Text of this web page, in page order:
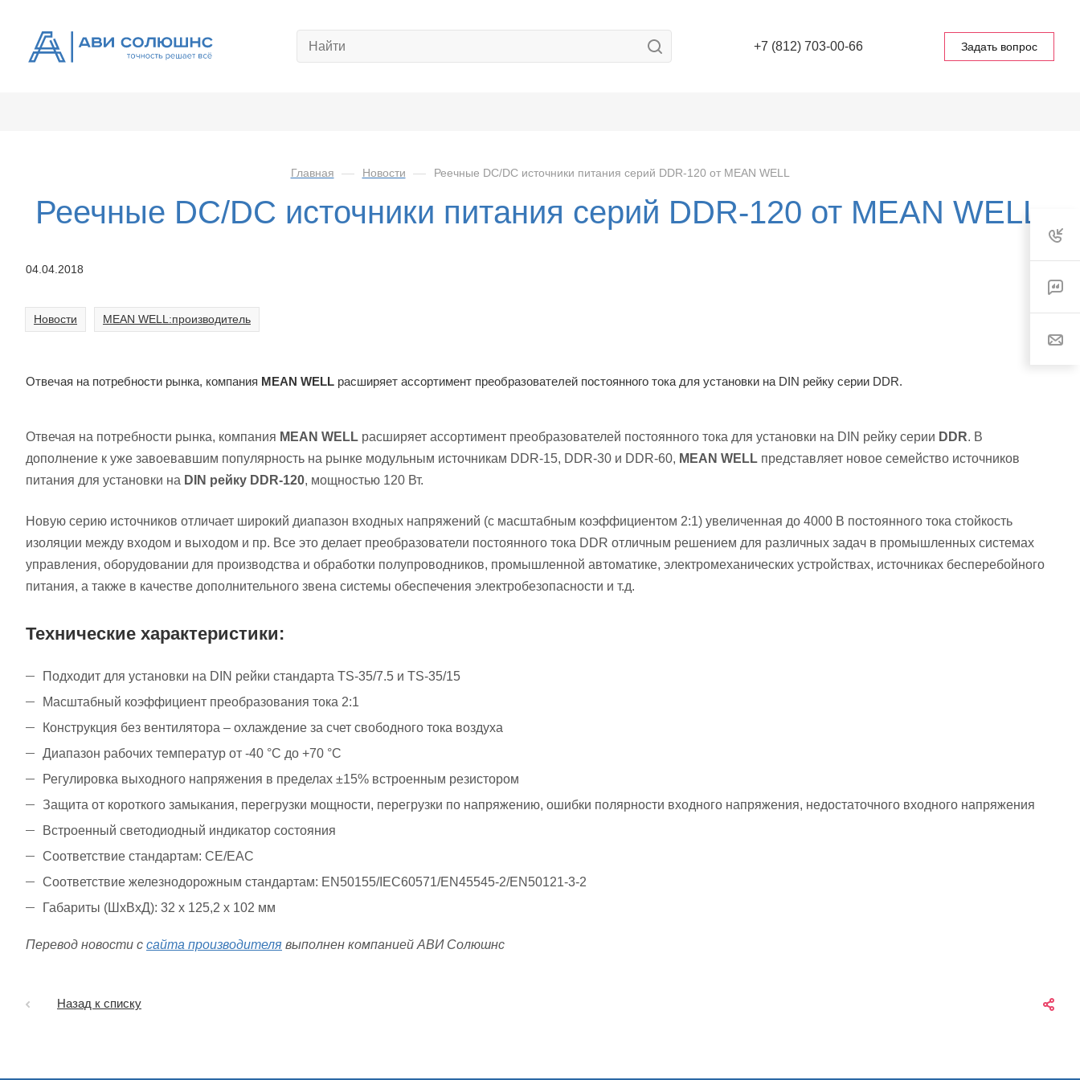
+7 (812) 703-00-66 Задать вопрос
Главная — Новости — Реечные DC/DC источники питания серий DDR-120 от MEAN WELL
Реечные DC/DC источники питания серий DDR-120 от MEAN WELL
04.04.2018
Новости MEAN WELL:производитель
Отвечая на потребности рынка, компания MEAN WELL расширяет ассортимент преобразователей постоянного тока для установки на DIN рейку серии DDR.
Отвечая на потребности рынка, компания MEAN WELL расширяет ассортимент преобразователей постоянного тока для установки на DIN рейку серии DDR. В
дополнение к уже завоевавшим популярность на рынке модульным источникам DDR-15, DDR-30 и DDR-60, MEAN WELL представляет новое семейство источников
питания для установки на DIN рейку DDR-120, мощностью 120 Вт.
Новую серию источников отличает широкий диапазон входных напряжений (с масштабным коэффициентом 2:1) увеличенная до 4000 В постоянного тока стойкость
изоляции между входом и выходом и пр. Все это делает преобразователи постоянного тока DDR отличным решением для различных задач в промышленных системах
управления, оборудовании для производства и обработки полупроводников, промышленной автоматике, электромеханических устройствах, источниках бесперебойного
питания, а также в качестве дополнительного звена системы обеспечения электробезопасности и т.д.
Технические характеристики:
Подходит для установки на DIN рейки стандарта TS-35/7.5 и TS-35/15
Масштабный коэффициент преобразования тока 2:1
Конструкция без вентилятора – охлаждение за счет свободного тока воздуха
Диапазон рабочих температур от -40 °С до +70 °С
Регулировка выходного напряжения в пределах ±15% встроенным резистором
Защита от короткого замыкания, перегрузки мощности, перегрузки по напряжению, ошибки полярности входного напряжения, недостаточного входного напряжения
Встроенный светодиодный индикатор состояния
Соответствие стандартам: CE/EAC
Соответствие железнодорожным стандартам: EN50155/IEC60571/EN45545-2/EN50121-3-2
Габариты (ШxВxД): 32 x 125,2 x 102 мм
Перевод новости с сайта производителя выполнен компанией АВИ Солюшнс
Назад к списку